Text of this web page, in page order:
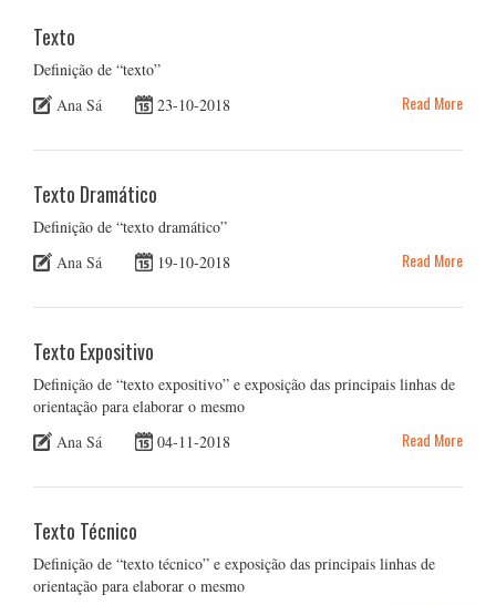
Texto
Definição de “texto”
Ana Sá
23-10-2018 Read More
Texto Dramático
Definição de “texto dramático”
Ana Sá
19-10-2018 Read More
Texto Expositivo
Definição de “texto expositivo” e exposição das principais linhas de
orientação para elaborar o mesmo
Ana Sá
04-11-2018 Read More
Texto Técnico
Definição de “texto técnico” e exposição das principais linhas de
orientação para elaborar o mesmo